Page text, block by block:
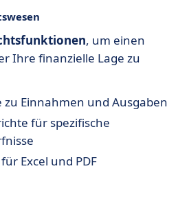
, um einen
Ihre finanzielle Lage zu
zu Einnahmen und Ausgaben
für spezifische
Excel und PDF